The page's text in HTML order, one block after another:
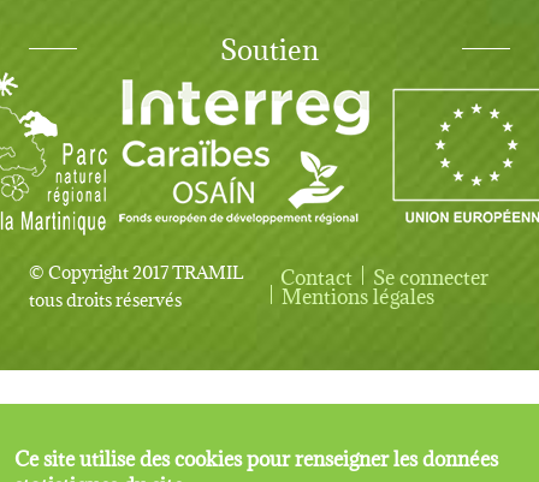
Soutien
© Copyright 2017 TRAMIL
tous droits réservés
User account menu
Contact Se connecter
Mentions légales
Ce site utilise des cookies pour renseigner les données